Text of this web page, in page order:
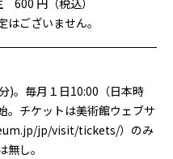
円（税込）
ございません。
)。毎月１日10:00（日本時
。チケットは美術館ウェブサ
jp/visit/tickets/）のみ
し。